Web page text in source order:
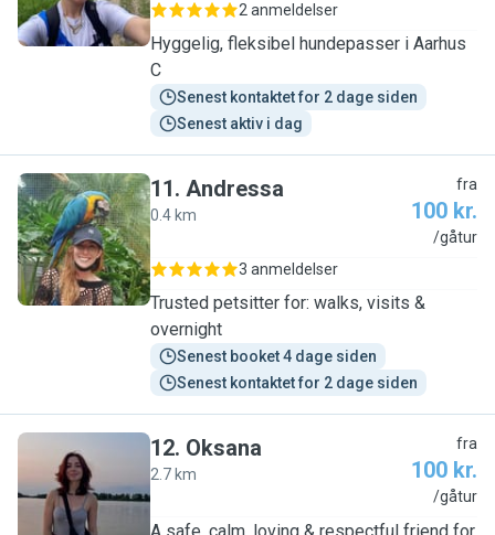
2 anmeldelser
Hyggelig, fleksibel hundepasser i Aarhus
C
Senest kontaktet for 2 dage siden
Senest aktiv i dag
A
11. Andressa
0.4 km
fra
100 kr.
/gåtur
3 anmeldelser
Trusted petsitter for: walks, visits &
overnight
Senest booket 4 dage siden
Senest kontaktet for 2 dage siden
O
12. Oksana
2.7 km
fra
100 kr.
/gåtur